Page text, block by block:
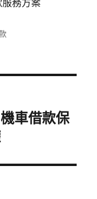
務方案
車借款保